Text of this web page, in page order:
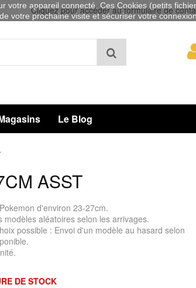
Cliquez pour accéder au formulaire de
Le Blog
ASST
d'environ 23-27cm.
modèles aléatoires selon les arrivages.
possible : Envoi d'un modèle au hasard selon
DE STOCK
appareil connecté. Ces Cookies (petits
votre prochaine visite et sécuriser votre